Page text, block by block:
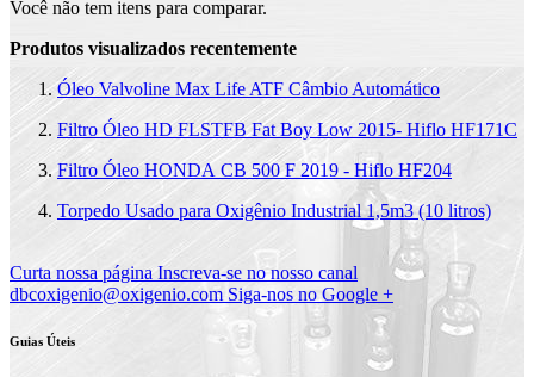
Você não tem itens para comparar.
Produtos visualizados recentemente
Óleo Valvoline Max Life ATF Câmbio Automático
Filtro Óleo HD FLSTFB Fat Boy Low 2015- Hiflo HF171C
Filtro Óleo HONDA CB 500 F 2019 - Hiflo HF204
Torpedo Usado para Oxigênio Industrial 1,5m3 (10 litros)
Curta nossa página Inscreva-se no nosso canal
dbcoxigenio@oxigenio.com Siga-nos no Google +
Guias Úteis